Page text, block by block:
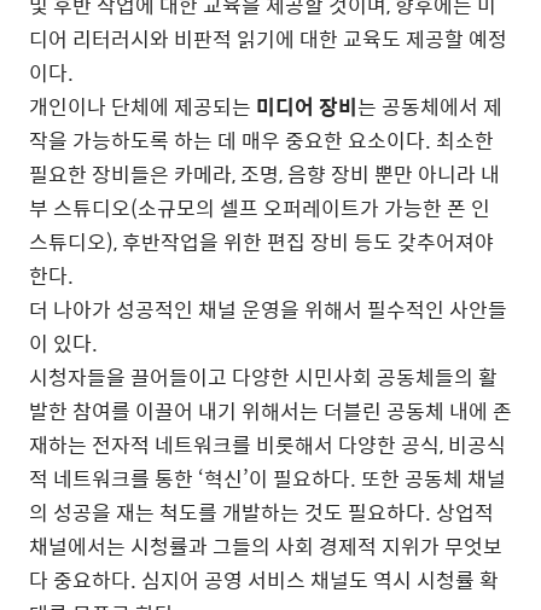
디어 리터러시와 비판적 읽기에 대한 교육도 제공할 예정
이다.
개인이나 단체에 제공되는 미디어 장비는 공동체에서 제
작을 가능하도록 하는 데 매우 중요한 요소이다. 최소한
필요한 장비들은 카메라, 조명, 음향 장비 뿐만 아니라 내
부 스튜디오(소규모의 셀프 오퍼레이트가 가능한 폰 인
스튜디오), 후반작업을 위한 편집 장비 등도 갖추어져야
한다.
더 나아가 성공적인 채널 운영을 위해서 필수적인 사안들
이 있다.
시청자들을 끌어들이고 다양한 시민사회 공동체들의 활
발한 참여를 이끌어 내기 위해서는 더블린 공동체 내에 존
재하는 전자적 네트워크를 비롯해서 다양한 공식, 비공식
적 네트워크를 통한 ‘혁신’이 필요하다. 또한 공동체 채널
의 성공을 재는 척도를 개발하는 것도 필요하다. 상업적
채널에서는 시청률과 그들의 사회 경제적 지위가 무엇보
다 중요하다. 심지어 공영 서비스 채널도 역시 시청률 확